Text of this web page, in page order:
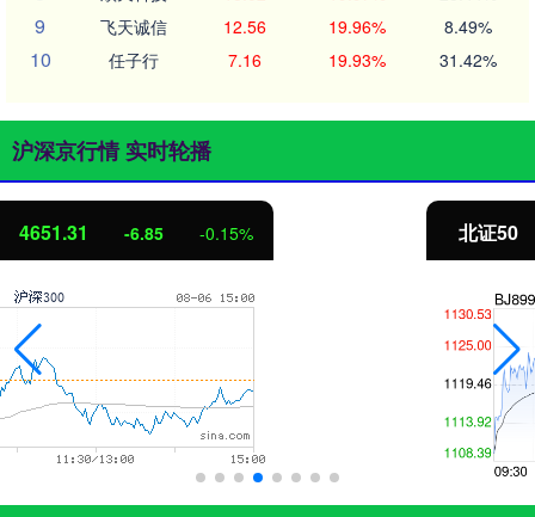
9 飞天诚信 12.56 19.96% 8.49%
10 任子行 7.16 19.93% 31.42%
沪深京行情 实时轮播
北证50 1122.88